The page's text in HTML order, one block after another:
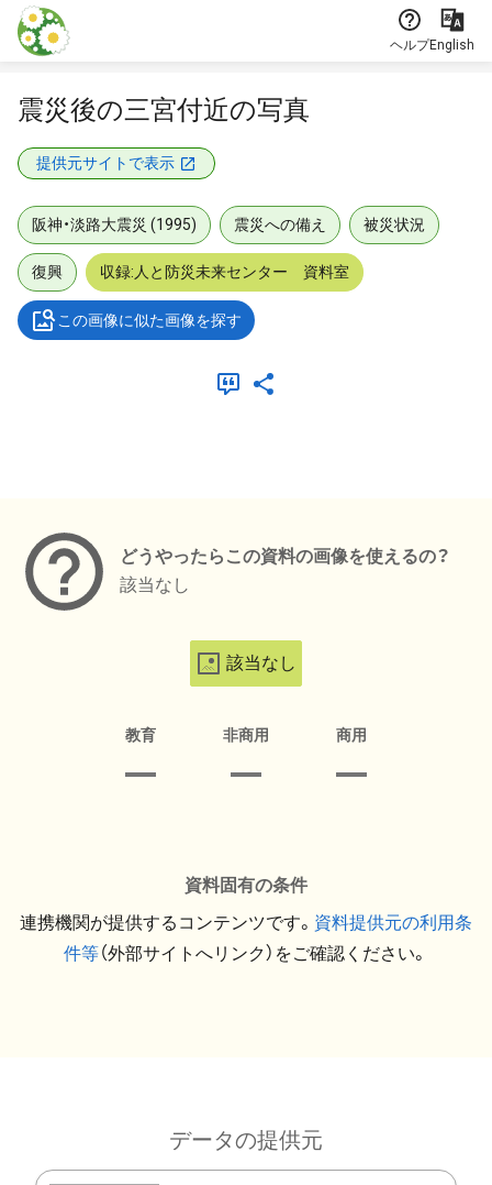
本文に飛ぶ
ヘルプEnglish
震災後の三宮付近の写真
提供元サイトで表示
阪神・淡路大震災 (1995) 震災への備え 被災状況
復興 収録:人と防災未来センター 資料室
この画像に似た画像を探す
どうやったらこの資料の画像を使えるの？
該当なし
該当なし
教育 非商用 商用
資料固有の条件
連携機関が提供するコンテンツです。 資料提供元の利用条
件等（外部サイトへリンク）をご確認ください。
データの提供元